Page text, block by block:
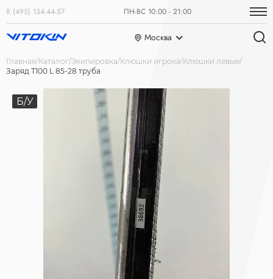
8 (495) 134-44-57 ПН-ВС 10:00 - 21:00
Москва
Главная Каталог Экипировка Клюшки игрока Клюшки левые
Заряд Т100 L 85-28 труба
Б/У